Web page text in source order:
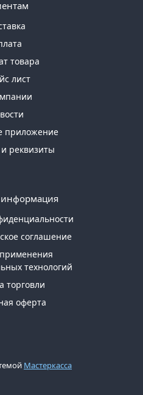
товара
лист
приложение
реквизиты
соглашение
технологий
торговли
оферта
Мастеркасса